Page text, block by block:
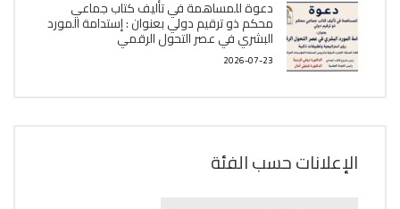
دعوة للمساهمة في تأليف كتاب جماعي
محكم ذو ترقيم دولي بعنوان : إستدامة المورد
البشري في عصر التحول الرقمي
2026-07-23
الإعلانات حسب الفئة